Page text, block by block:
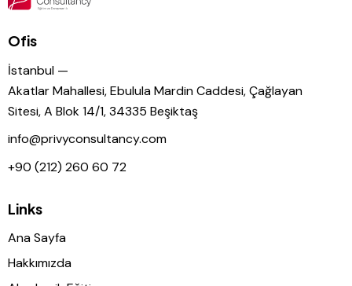
Ofis
İstanbul —
Akatlar Mahallesi, Ebulula Mardin Caddesi, Çağlayan
Sitesi, A Blok 14/1, 34335 Beşiktaş
info@privyconsultancy.com
+90 (212) 260 60 72
Links
Ana Sayfa
Hakkımızda